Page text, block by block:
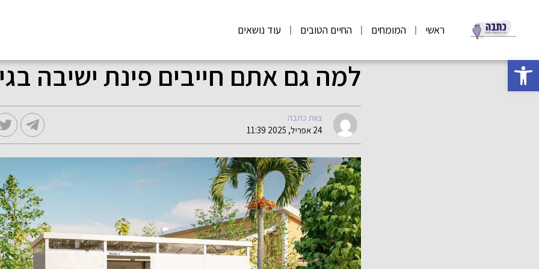
פתח סרגל נגישות
ראשי המומחים החיים הטובים עוד נושאים
למה גם אתם חייבים פינת ישיבה
צוות כתבה
24 אפריל, 2025 11:39